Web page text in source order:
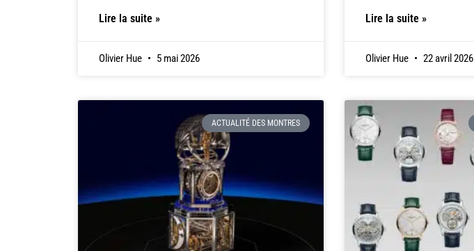
Lire la suite »
Olivier Hue 5 mai 2026
Lire la suite »
Olivier Hue 22 avril 2026
ACTUALITÉ DES MONTRES